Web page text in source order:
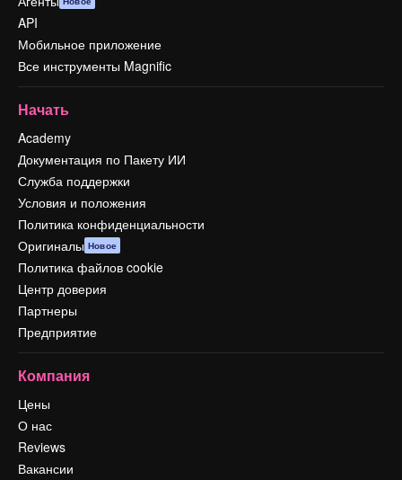
API
Мобильное приложение
Все инструменты Magnific
Начать
Academy
Документация по Пакету ИИ
Служба поддержки
Условия и положения
Политика конфиденциальности
Оригиналы Новое
Политика файлов cookie
Центр доверия
Партнеры
Предприятие
Компания
Цены
О нас
Reviews
Вакансии